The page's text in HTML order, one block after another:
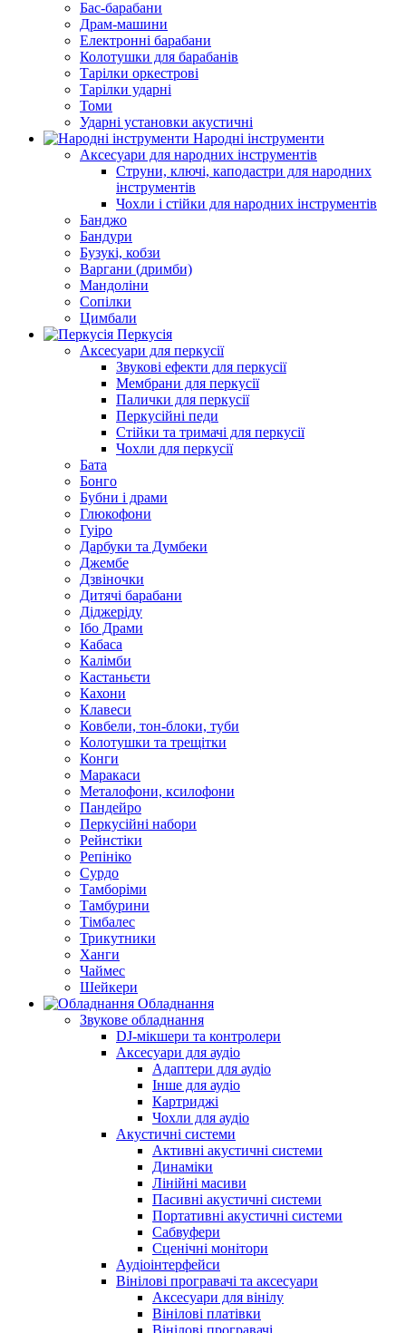
Бас-барабани
Драм-машини
Електронні барабани
Колотушки для барабанів
Тарілки оркестрові
Тарілки ударні
Томи
Ударні установки акустичні
Народні інструменти
Аксесуари для народних інструментів
Струни, ключі, каподастри для народних
інструментів
Чохли і стійки для народних інструментів
Банджо
Бандури
Бузукі, кобзи
Варгани (дримби)
Мандоліни
Сопілки
Цимбали
Перкусія
Аксесуари для перкусії
Звукові ефекти для перкусії
Мембрани для перкусії
Палички для перкусії
Перкусійні педи
Стійки та тримачі для перкусії
Чохли для перкусії
Бата
Бонго
Бубни і драми
Глюкофони
Гуіро
Дарбуки та Думбеки
Джембе
Дзвіночки
Дитячі барабани
Діджеріду
Ібо Драми
Кабаса
Калімби
Кастаньєти
Кахони
Клавеси
Ковбели, тон-блоки, туби
Колотушки та трещітки
Конги
Маракаси
Металофони, ксилофони
Пандейро
Перкусійні набори
Рейнстіки
Репініко
Сурдо
Тамборіми
Тамбурини
Тімбалес
Трикутники
Ханги
Чаймес
Шейкери
Обладнання
Звукове обладнання
DJ-мікшери та контролери
Аксесуари для аудіо
Адаптери для аудіо
Інше для аудіо
Картриджі
Чохли для аудіо
Акустичні системи
Активні акустичні системи
Динаміки
Лінійні масиви
Пасивні акустичні системи
Портативні акустичні системи
Сабвуфери
Сценічні монітори
Аудіоінтерфейси
Вінілові програвачі та аксесуари
Аксесуари для вінілу
Вінілові платівки
Вінілові програвачі